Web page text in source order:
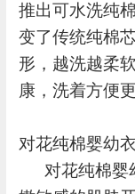
推出可水洗纯
变了传统纯棉
形，越洗越柔
康，洗着方便更
对花纯棉婴幼
对花纯棉婴